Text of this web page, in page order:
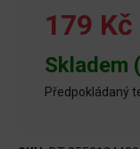
179 Kč
Skladem
Předpokládaný